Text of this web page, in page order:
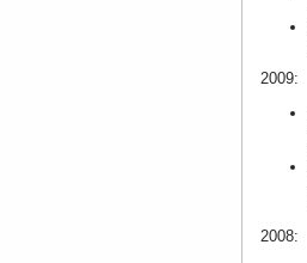
2009:
2008: